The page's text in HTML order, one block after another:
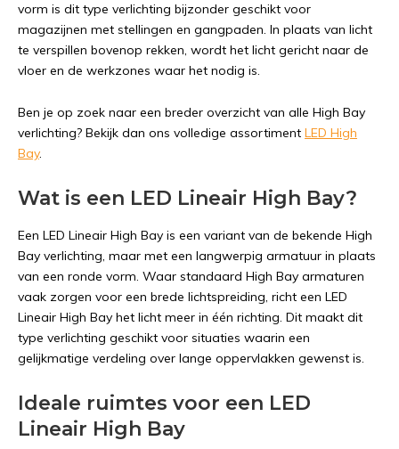
vorm is dit type verlichting bijzonder geschikt voor
magazijnen met stellingen en gangpaden. In plaats van licht
te verspillen bovenop rekken, wordt het licht gericht naar de
vloer en de werkzones waar het nodig is.
Ben je op zoek naar een breder overzicht van alle High Bay
verlichting? Bekijk dan ons volledige assortiment LED High
Bay.
Wat is een LED Lineair High Bay?
Een LED Lineair High Bay is een variant van de bekende High
Bay verlichting, maar met een langwerpig armatuur in plaats
van een ronde vorm. Waar standaard High Bay armaturen
vaak zorgen voor een brede lichtspreiding, richt een LED
Lineair High Bay het licht meer in één richting. Dit maakt dit
type verlichting geschikt voor situaties waarin een
gelijkmatige verdeling over lange oppervlakken gewenst is.
Ideale ruimtes voor een LED
Lineair High Bay